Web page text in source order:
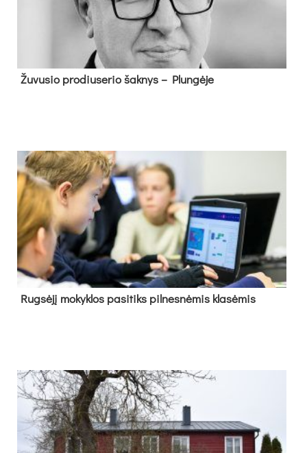
Žu­vu­sio pro­diu­se­rio šak­nys – Plun­gė­je
Rug­sė­jį mo­kyk­los pa­si­tiks pil­nes­nė­mis kla­sė­mis